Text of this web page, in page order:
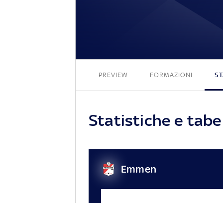
PREVIEW FORMAZIONI
Statistiche e
Emmen